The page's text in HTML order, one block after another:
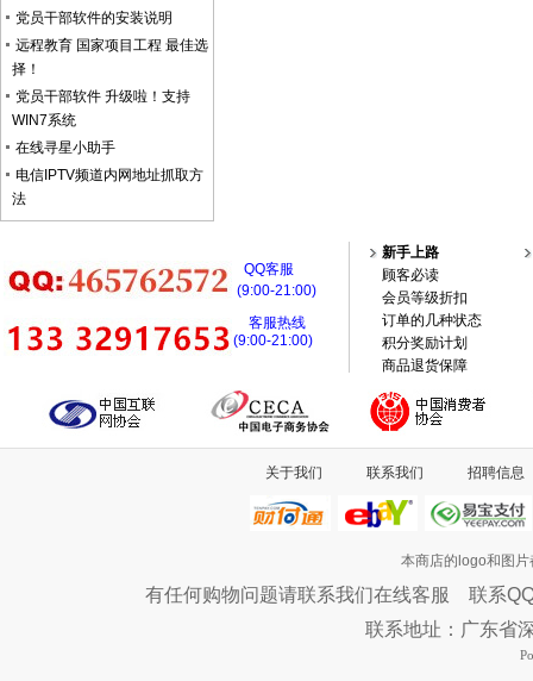
党员干部软件的安装说明
远程教育 国家项目工程 最佳选
择！
党员干部软件 升级啦！支持
WIN7系统
在线寻星小助手
电信IPTV频道内网地址抓取方
法
QQ客服
(9:00-21:00)
客服热线
(9:00-21:00)
新手上路
顾客必读
会员等级折扣
订单的几种状态
积分奖励计划
商品退货保障
关于我们 联系我们 招聘信息
本商店的logo和图
有任何购物问题请联系我们在线客服 联系
联系地址：广东省